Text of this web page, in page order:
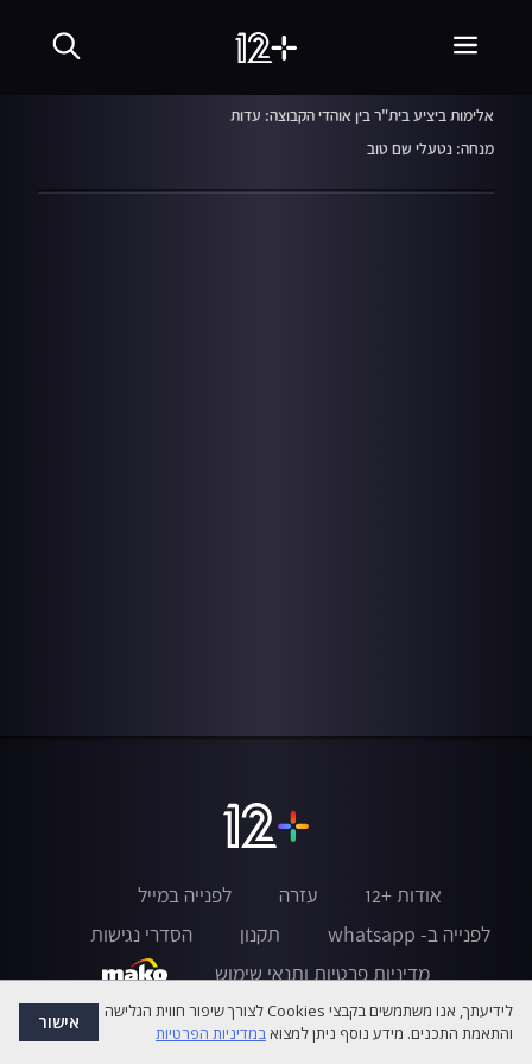
מהדורה ראשונה
אלימות ביציע בית"ר בין אוהדי הקבוצה: עדות
מנחה: נטעלי שם טוב
אודות +12 עזרה
לפנייה במייל
לפנייה ב- whatsapp
תקנון
הסדרי נגישות
מדיניות פרטיות ותנאי שימוש
לידיעתך, אנו משתמשים בקבצי Cookies לצורך שיפור חווית הגלישה
והתאמת התכנים. מידע נוסף ניתן למצואבמדיניות הפרטיות אישור